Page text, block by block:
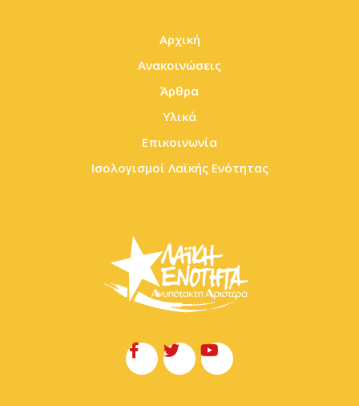
Αρχική
Ανακοινώσεις
Άρθρα
Υλικά
Επικοινωνία
Ισολογισμοί Λαϊκής Ενότητας